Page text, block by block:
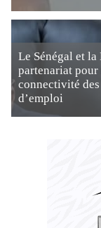
Le Sénégal et
partenariat
connectivité
d’emploi